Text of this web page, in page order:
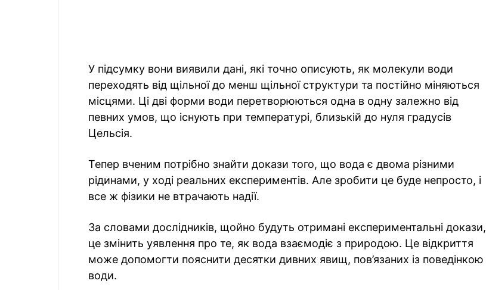
У підсумку вони виявили дані, які точно описують, як молекули води
переходять від щільної до менш щільної структури та постійно міняються
місцями. Ці дві форми води перетворюються одна в одну залежно від
певних умов, що існують при температурі, близькій до нуля градусів
Цельсія.
Тепер вченим потрібно знайти докази того, що вода є двома різними
рідинами, у ході реальних експериментів. Але зробити це буде непросто, і
все ж фізики не втрачають надії.
За словами дослідників, щойно будуть отримані експериментальні докази,
це змінить уявлення про те, як вода взаємодіє з природою. Це відкриття
може допомогти пояснити десятки дивних явищ, пов’язаних із поведінкою
води.